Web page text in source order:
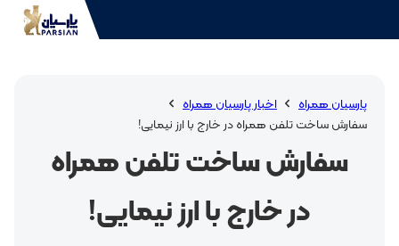
پارسیان همراه
اخبار پارسیان همراه
سفارش ساخت تلفن همراه در خارج با ارز نیمایی!
سفارش ساخت تلفن همراه
در خارج با ارز نیمایی!